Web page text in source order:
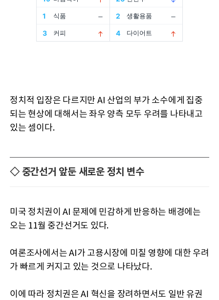
정치적 입장은 다르지만 AI 산업의 부가 소수에게 집중
되는 현상에 대해서는 좌우 양측 모두 우려를 나타내고
있는 셈이다.
◇ 중간선거 앞둔 새로운 정치 변수
미국 정치권이 AI 문제에 민감하게 반응하는 배경에는
오는 11월 중간선거도 있다.
여론조사에서는 AI가 고용시장에 미칠 영향에 대한 우려
가 빠르게 커지고 있는 것으로 나타났다.
이에 따라 정치권은 AI 혁신을 장려하면서도 일반 유권